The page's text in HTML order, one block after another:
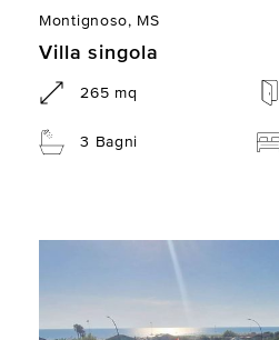
Montignoso, MS
Villa singola
265 mq
3 Bagni